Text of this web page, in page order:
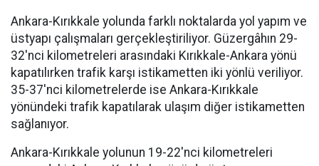
Ankara-Kırıkkale yolunda farklı noktalarda yol yapım ve
üstyapı çalışmaları gerçekleştiriliyor. Güzergâhın 29-
32'nci kilometreleri arasındaki Kırıkkale-Ankara yönü
kapatılırken trafik karşı istikametten iki yönlü veriliyor.
35-37'nci kilometrelerde ise Ankara-Kırıkkale
yönündeki trafik kapatılarak ulaşım diğer istikametten
sağlanıyor.
Ankara-Kırıkkale yolunun 19-22'nci kilometreleri